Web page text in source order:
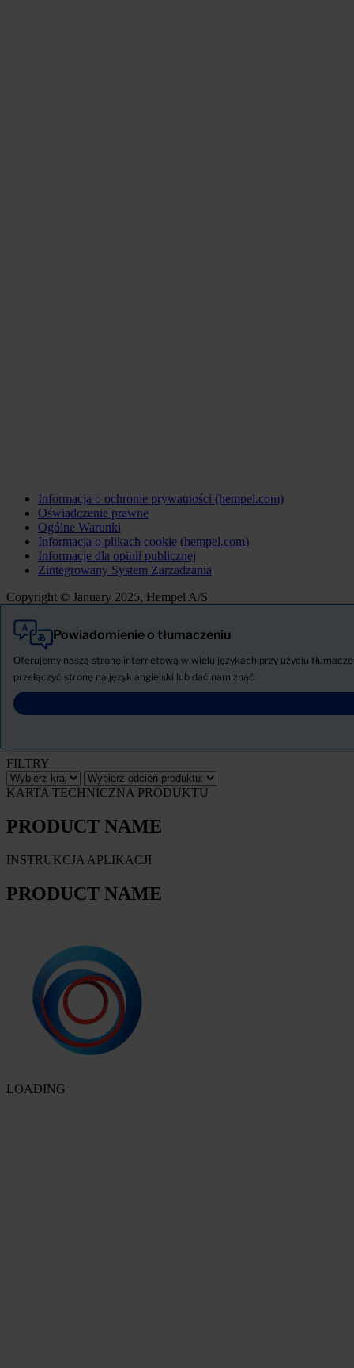
Informacja o ochronie prywatności (hempel.com)
Oświadczenie prawne
Ogólne Warunki
Informacja o plikach cookie (hempel.com)
Informacje dla opinii publicznej
Zintegrowany System Zarzadzania
Copyright © January 2025, Hempel A/S
Powiadomienie o tłumaczeniu
Oferujemy naszą stronę internetową w wielu językach przy użyciu
przełączyć stronę na język angielski lub dać nam znać.
Wszystkie
Produkty
AKTUALNOŚCI
Pobierz Kartę charakterystyki
FILTRY
KARTA TECHNICZNA PRODUKTU
PRODUCT NAME
INSTRUKCJA APLIKACJI
PRODUCT NAME
LOADING